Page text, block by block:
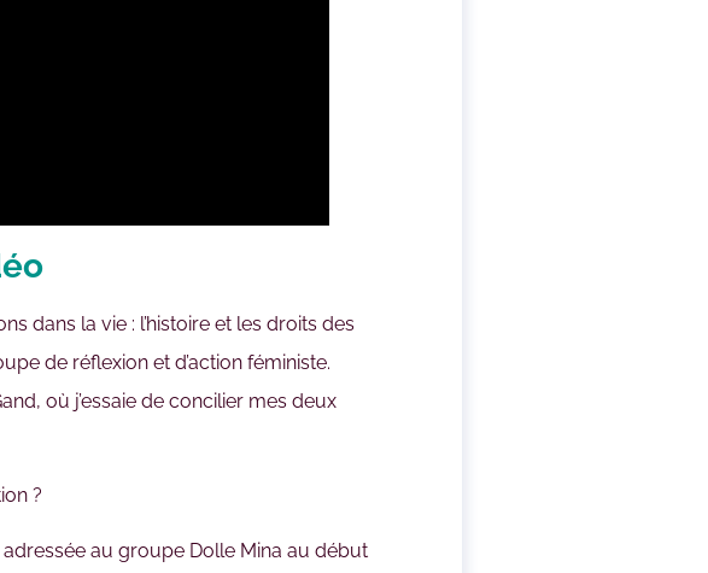
dans la vie : l’histoire et les droits des
de réflexion et d’action féministe.
où j’essaie de concilier mes deux
?
au groupe Dolle Mina au début